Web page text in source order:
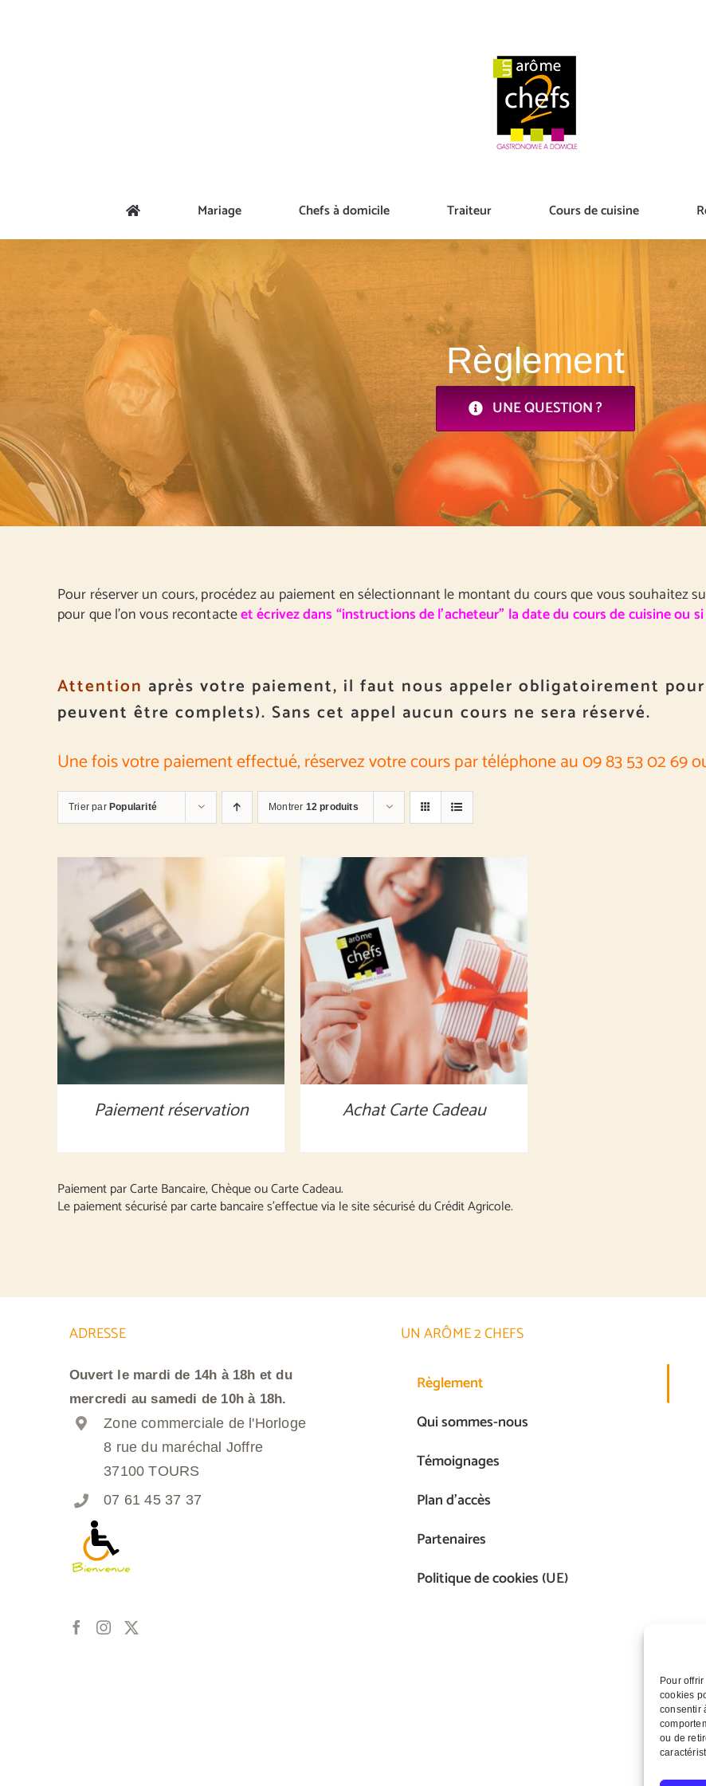
Pour
cookies
consentir
ou de
Mariage Chefs à domicile Traiteur Cours de cuisine
Règlement
UNE QUESTION ?
Pour réserver un cours, procédez au paiement en sélectionnant le montant du cours que vous souhaitez
pour que l’on vous recontacteet écrivez dans “instructions de l’acheteur” la date du cours de cuisine ou
Attention après votre paiement, il faut nous appeler obligatoirement
peuvent être complets). Sans cet appel aucun cours ne sera réservé.
Une fois votre paiement effectué, réservez votre cours par téléphone au 09 83 53 02 69
Trier par Popularité Montrer 12 produits
MONTANT À DÉFINIR / DÉTAILS
Paiement réservation
MONTANT À DÉFINIR / DÉTAILS
Achat Carte Cadeau
Paiement par Carte Bancaire, Chèque ou Carte Cadeau.
Le paiement sécurisé par carte bancaire s’effectue via le site sécurisé du Crédit Agricole.
ADRESSE
Ouvert le mardi de 14h à 18h et du
mercredi au samedi de 10h à 18h.
Zone commerciale de l'Horloge
8 rue du maréchal Joffre
37100 TOURS
07 61 45 37 37
UN ARÔME 2 CHEFS
Règlement
Qui sommes-nous
Témoignages
Plan d’accès
Partenaires
Politique de cookies (UE)